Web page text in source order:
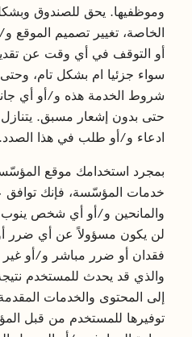
وموظفيها. يحق للصندوق
الخاصة، تغيير تصميم الموقع
أو التوقف في أي وقت عن
سواء جزئيا ام بشكل تام، وحتى
شروط الخدمة هذه و/أو أي
حتى بدون إشعار مسبق.
ادعاء و/أو طلب في هذا الصدد.
بمجرد استخدامك موقع
خدمات المؤسّسة، فإنك
والمانحين و/أو أي شخص ينوب
لن يكون مسؤولاً عن أي ضرر
فقدان أو ضرر مباشر و/أو
والذي قد يحدث للمستخدم
إلى المحتوى والخدمات
توفيرها للمستخدم من قبل